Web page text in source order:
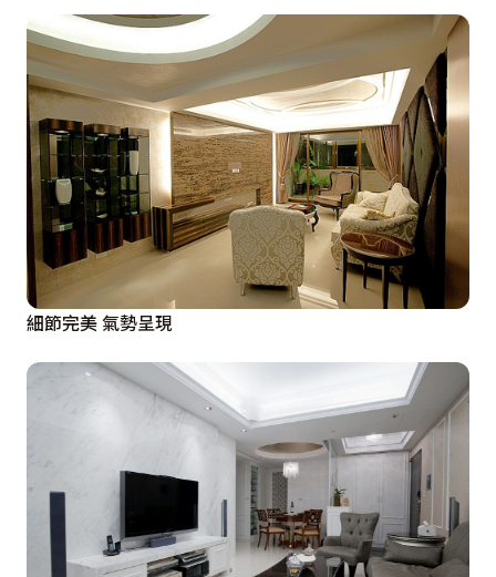
細節完美 氣勢呈現